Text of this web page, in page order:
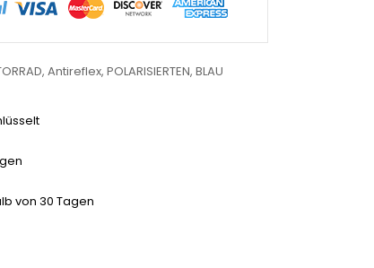
, Antireflex, POLARISIERTEN, BLAU
von 30 Tagen